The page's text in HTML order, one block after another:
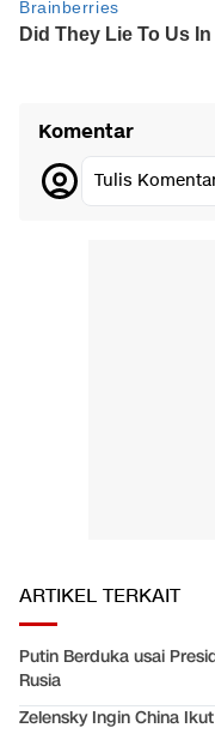
Komentar
Tulis
ARTIKEL TERKAIT
Putin Berduka usai
Rusia
Zelensky Ingin China